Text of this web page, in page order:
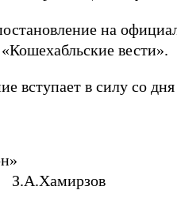
на
вести».
вступает в силу со